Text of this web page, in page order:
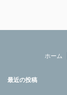
ホーム
最近の投稿